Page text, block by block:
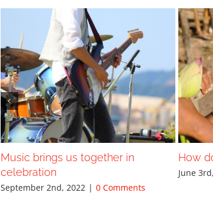
Music brings us together in
celebration
September 2nd, 2022 | 0 Comments
How
June